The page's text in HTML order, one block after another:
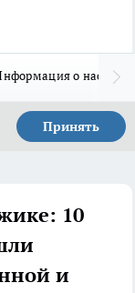
о нас
Принять
10
и